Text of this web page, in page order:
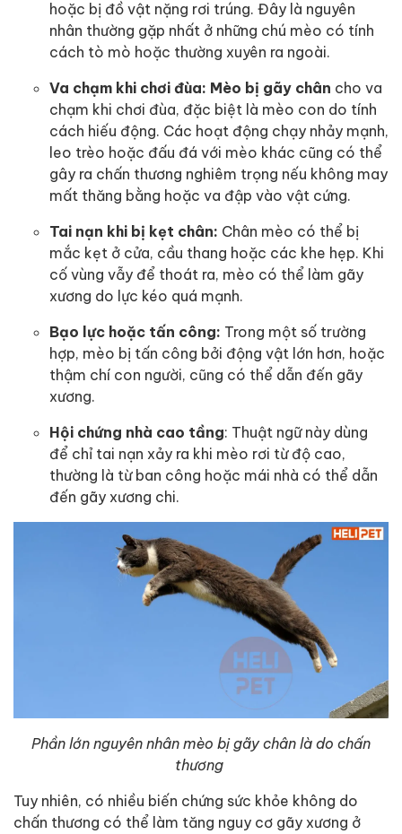
hoặc bị đồ vật nặng rơi trúng. Đây là nguyên
nhân thường gặp nhất ở những chú mèo có tính
cách tò mò hoặc thường xuyên ra ngoài.
Va chạm khi chơi đùa: Mèo bị gãy chân cho va
chạm khi chơi đùa, đặc biệt là mèo con do tính
cách hiếu động. Các hoạt động chạy nhảy mạnh,
leo trèo hoặc đấu đá với mèo khác cũng có thể
gây ra chấn thương nghiêm trọng nếu không may
mất thăng bằng hoặc va đập vào vật cứng.
Tai nạn khi bị kẹt chân: Chân mèo có thể bị
mắc kẹt ở cửa, cầu thang hoặc các khe hẹp. Khi
cố vùng vẫy để thoát ra, mèo có thể làm gãy
xương do lực kéo quá mạnh.
Bạo lực hoặc tấn công: Trong một số trường
hợp, mèo bị tấn công bởi động vật lớn hơn, hoặc
thậm chí con người, cũng có thể dẫn đến gãy
xương.
Hội chứng nhà cao tầng: Thuật ngữ này dùng
để chỉ tai nạn xảy ra khi mèo rơi từ độ cao,
thường là từ ban công hoặc mái nhà có thể dẫn
đến gãy xương chi.
Phần lớn nguyên nhân mèo bị gãy chân là do chấn
thương
Tuy nhiên, có nhiều biến chứng sức khỏe không do
chấn thương có thể làm tăng nguy cơ gãy xương ở